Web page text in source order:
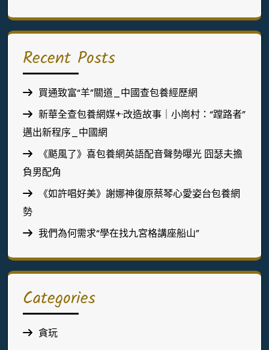
Recent Posts
買通致富“羊”關道_中國查包養經歷網
新華全查包養網媒+·改造故事｜小崗村：“蹚路者”
邁出新程序_中國網
《颳風了》喜包養網英語配音聲勢曝光 囧瑟夫擔
負男配角
《如許唱好美》謝娜神復原蔡琴心愛姿台包養網
勢
我們為何需求“學在找九宮格講座船山”
Categories
貪玩